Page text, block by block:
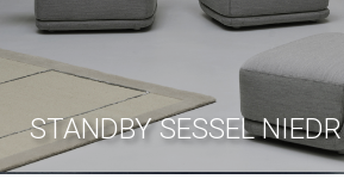
STANDBY SESSEL